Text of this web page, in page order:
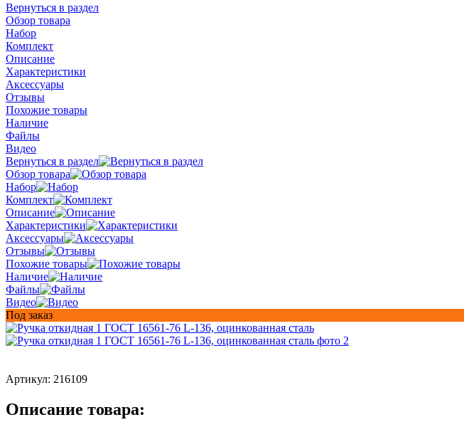
Вернуться в раздел
Обзор товара
Набор
Комплект
Описание
Характеристики
Аксессуары
Отзывы
Похожие товары
Наличие
Файлы
Видео
Вернуться в раздел
Обзор товара
Набор
Комплект
Описание
Характеристики
Аксессуары
Отзывы
Похожие товары
Наличие
Файлы
Видео
Под заказ
Артикул: 216109
Описание товара: